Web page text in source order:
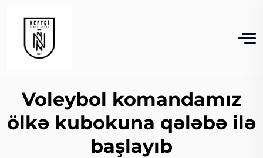
Voleybol komandamız
ölkə kubokuna qələbə ilə
başlayıb